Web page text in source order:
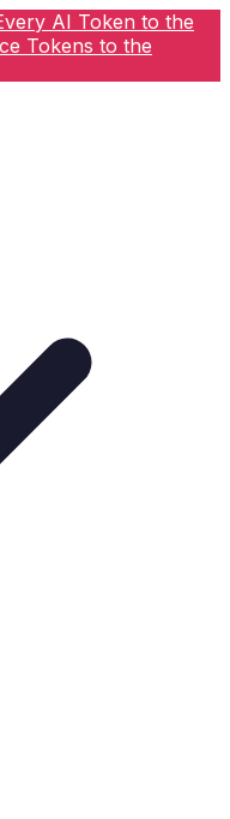
AI Token to the
Tokens to the